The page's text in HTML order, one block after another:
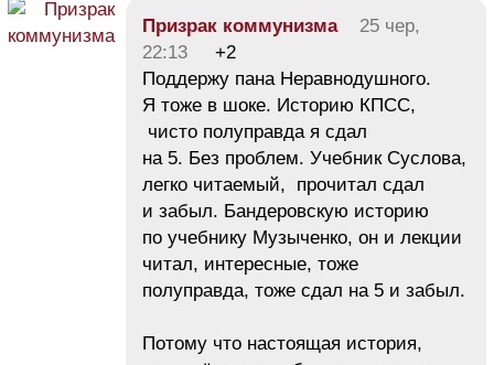
Призрак коммунизма
25 чер,
22:13
+2
Поддержу пана Неравнодушного.
Я тоже в шоке. Историю КПСС,
чисто полуправда я сдал
на 5. Без проблем. Учебник Суслова,
легко читаемый, прочитал сдал
и забыл. Бандеровскую историю
по учебнику Музыченко, он и лекции
читал, интересные, тоже
полуправда, тоже сдал на 5 и забыл.
Потому что настоящая история,